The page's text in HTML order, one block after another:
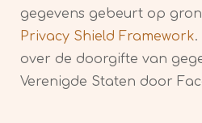
gegevens gebeurt op
Privacy Shield Framework.
over de doorgifte van
Verenigde Staten door